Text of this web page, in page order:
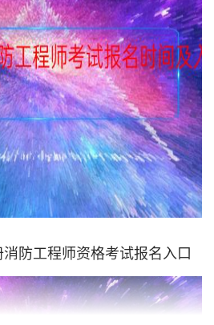
防工程师资格考试报名入口